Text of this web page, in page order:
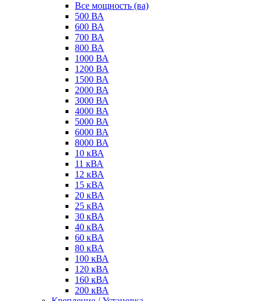
Все мощность (ва)
500 ВА
600 ВА
700 ВА
800 ВА
1000 ВА
1200 ВА
1500 ВА
2000 ВА
3000 ВА
4000 ВА
5000 ВА
6000 ВА
8000 ВА
10 кВА
11 кВА
12 кВА
15 кВА
20 кВА
25 кВА
30 кВА
40 кВА
60 кВА
80 кВА
100 кВА
120 кВА
160 кВА
200 кВА